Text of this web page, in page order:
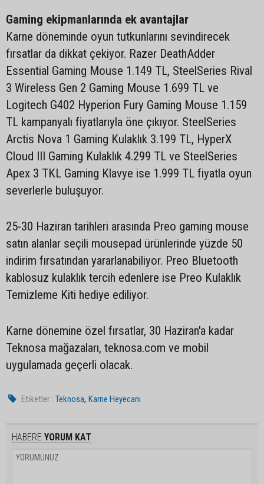
Gaming ekipmanlarında ek avantajlar
Karne döneminde oyun tutkunlarını sevindirecek
fırsatlar da dikkat çekiyor. Razer DeathAdder
Essential Gaming Mouse 1.149 TL, SteelSeries Rival
3 Wireless Gen 2 Gaming Mouse 1.699 TL ve
Logitech G402 Hyperion Fury Gaming Mouse 1.159
TL kampanyalı fiyatlarıyla öne çıkıyor. SteelSeries
Arctis Nova 1 Gaming Kulaklık 3.199 TL, HyperX
Cloud III Gaming Kulaklık 4.299 TL ve SteelSeries
Apex 3 TKL Gaming Klavye ise 1.999 TL fiyatla oyun
severlerle buluşuyor.
25-30 Haziran tarihleri arasında Preo gaming mouse
satın alanlar seçili mousepad ürünlerinde yüzde 50
indirim fırsatından yararlanabiliyor. Preo Bluetooth
kablosuz kulaklık tercih edenlere ise Preo Kulaklık
Temizleme Kiti hediye ediliyor.
Karne dönemine özel fırsatlar, 30 Haziran'a kadar
Teknosa mağazaları, teknosa.com ve mobil
uygulamada geçerli olacak.
Etiketler : Teknosa,Karne Heyecanı
HABERE YORUM KAT